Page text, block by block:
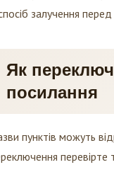
залучення
Як
посилання
пунктів можуть
перевірте